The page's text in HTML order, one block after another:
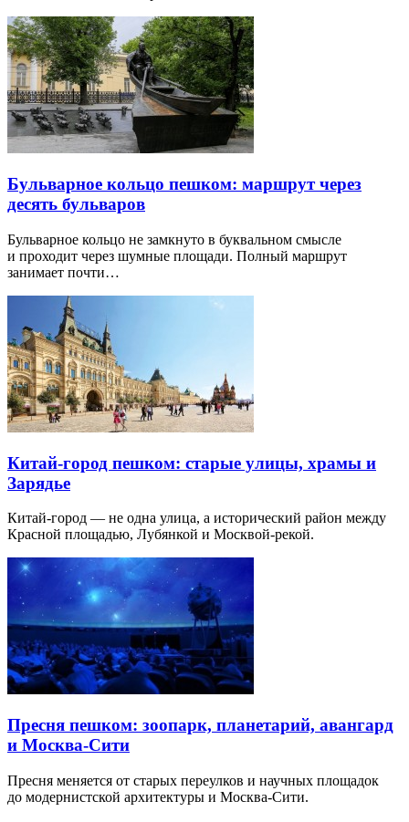
Бульварное кольцо пешком: маршрут через
десять бульваров
Бульварное кольцо не замкнуто в буквальном смысле
и проходит через шумные площади. Полный маршрут
занимает почти…
Китай-город пешком: старые улицы, храмы и
Зарядье
Китай-город — не одна улица, а исторический район между
Красной площадью, Лубянкой и Москвой-рекой.
Пресня пешком: зоопарк, планетарий, авангард
и Москва-Сити
Пресня меняется от старых переулков и научных площадок
до модернистской архитектуры и Москва-Сити.